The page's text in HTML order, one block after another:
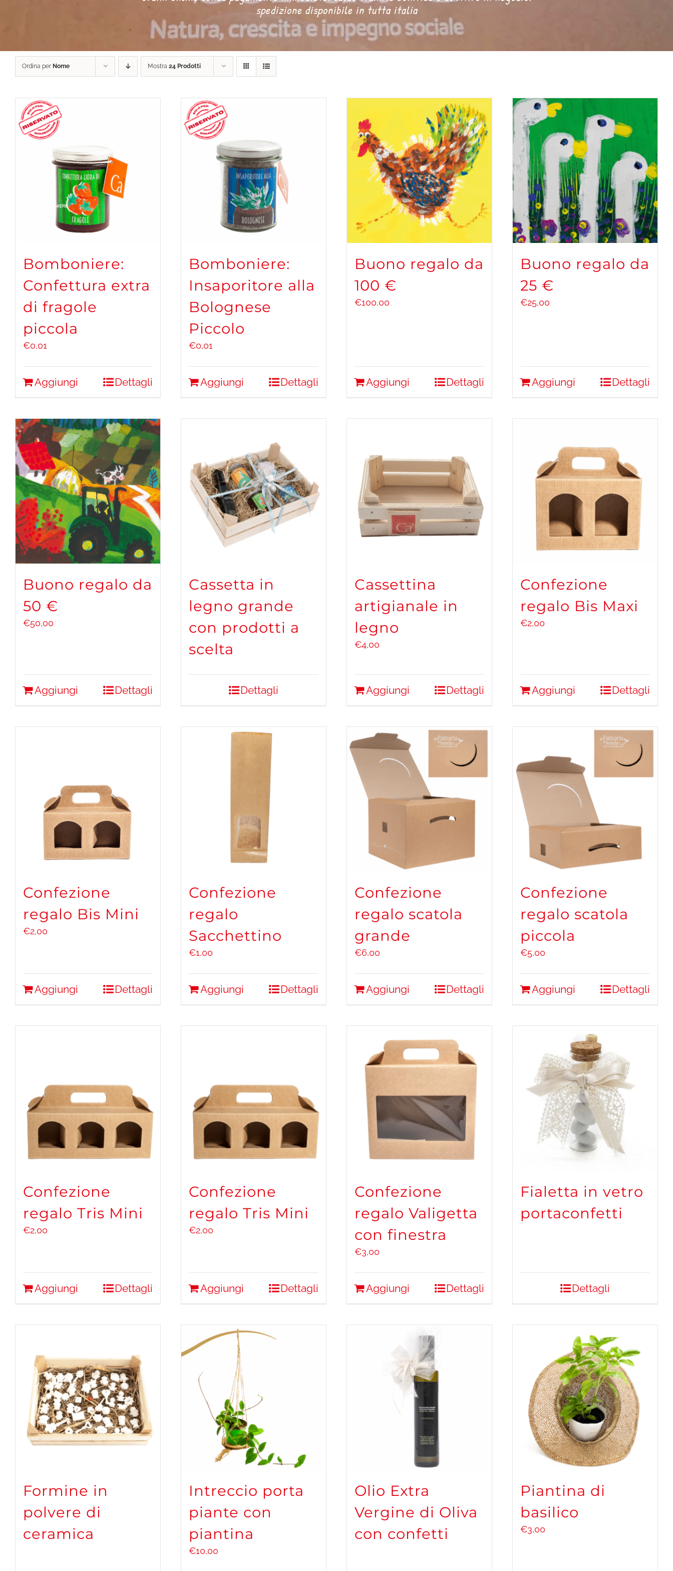
spedizione disponibile in tutta italia
Ordina per Nome Mostra 24 Prodotti
Bomboniere:
Confettura extra
di fragole
piccola
€0,01
Aggiungi Dettagli
Bomboniere:
Insaporitore alla
Bolognese
Piccolo
€0,01
Aggiungi Dettagli
Buono regalo da
100 €
€100,00
Aggiungi Dettagli
Buono regalo da
25 €
€25,00
Aggiungi Dettagli
Buono regalo da
50 €
€50,00
Aggiungi Dettagli
Cassetta in
legno grande
con prodotti a
scelta
Dettagli
Cassettina
artigianale in
legno
€4,00
Aggiungi Dettagli
Confezione
regalo Bis Maxi
€2,00
Aggiungi Dettagli
Confezione
regalo Bis Mini
€2,00
Aggiungi Dettagli
Confezione
regalo
Sacchettino
€1,00
Aggiungi Dettagli
Confezione
regalo scatola
grande
€6,00
Aggiungi Dettagli
Confezione
regalo scatola
piccola
€5,00
Aggiungi Dettagli
Confezione
regalo Tris Mini
€2,00
Aggiungi Dettagli
Confezione
regalo Tris Mini
€2,00
Aggiungi Dettagli
Confezione
regalo Valigetta
con finestra
€3,00
Aggiungi Dettagli
Fialetta in vetro
portaconfetti
Dettagli
Formine in
polvere di
ceramica
Intreccio porta
piante con
piantina
€10,00
Olio Extra
Vergine di Oliva
con confetti
Piantina di
basilico
€3,00